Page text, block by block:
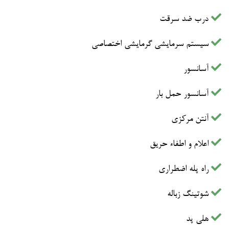
درب ضد سرقت
سیستم سرمایشی گرمایشی اختصاصی
آسانسور
آسانسور حمل بار
آنتن مرکزی
اعلام و اطفاء حریق
راه پله اضطراری
شوتینگ زباله
هلی پد